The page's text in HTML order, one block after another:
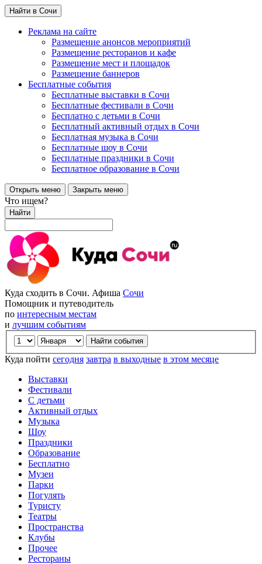
Найти в Сочи
Реклама на сайте
Размещение анонсов мероприятий
Размещение ресторанов и кафе
Размещение мест и площадок
Размещение баннеров
Бесплатные события
Бесплатные выставки в Сочи
Бесплатные фестивали в Сочи
Бесплатно с детьми в Сочи
Бесплатный активный отдых в Сочи
Бесплатная музыка в Сочи
Бесплатные шоу в Сочи
Бесплатные праздники в Сочи
Бесплатное образование в Сочи
Открыть меню Закрыть меню
Что ищем?
Найти
Куда сходить в Сочи. Афиша Сочи
Помощник и путеводитель
по интересным местам
и лучшим событиям
Куда пойти сегодня завтра в выходные в этом месяце
Выставки
Фестивали
С детьми
Активный отдых
Музыка
Шоу
Праздники
Образование
Бесплатно
Музеи
Парки
Погулять
Туристу
Театры
Пространства
Клубы
Прочее
Рестораны